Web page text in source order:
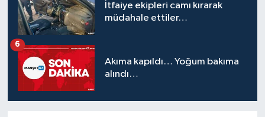
İtfaiye ekipleri camı kırarak
müdahale ettiler…
Akıma kapıldı… Yoğum bakıma
alındı…
6